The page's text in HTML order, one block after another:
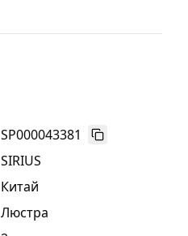
SP000043381
SIRIUS
Китай
Люстра